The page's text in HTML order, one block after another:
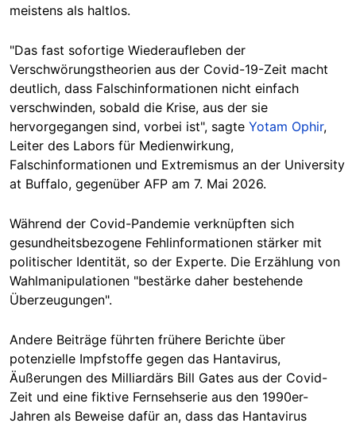
meistens als haltlos.
"Das fast sofortige Wiederaufleben der
Verschwörungstheorien aus der Covid-19-Zeit macht
deutlich, dass Falschinformationen nicht einfach
verschwinden, sobald die Krise, aus der sie
hervorgegangen sind, vorbei ist", sagte Yotam Ophir,
Leiter des Labors für Medienwirkung,
Falschinformationen und Extremismus an der University
at Buffalo, gegenüber AFP am 7. Mai 2026.
Während der Covid-Pandemie verknüpften sich
gesundheitsbezogene Fehlinformationen stärker mit
politischer Identität, so der Experte. Die Erzählung von
Wahlmanipulationen "bestärke daher bestehende
Überzeugungen".
Andere Beiträge führten frühere Berichte über
potenzielle Impfstoffe gegen das Hantavirus,
Äußerungen des Milliardärs Bill Gates aus der Covid-
Zeit und eine fiktive Fernsehserie aus den 1990er-
Jahren als Beweise dafür an, dass das Hantavirus